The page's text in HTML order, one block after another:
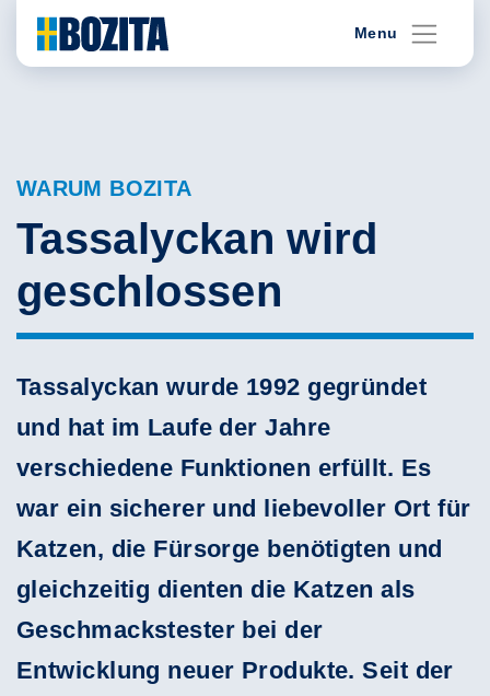
content
Menu
WARUM BOZITA
Tassalyckan wird
geschlossen
Tassalyckan wurde 1992 gegründet
und hat im Laufe der Jahre
verschiedene Funktionen erfüllt. Es
war ein sicherer und liebevoller Ort für
Katzen, die Fürsorge benötigten und
gleichzeitig dienten die Katzen als
Geschmackstester bei der
Entwicklung neuer Produkte. Seit der